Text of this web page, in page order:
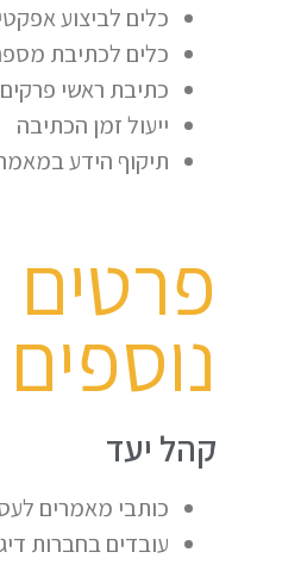
כלים לביצוע
כלים לכתיבת
כתיבת ראשי
ייעול זמן הכתיבה
תיקוף הידע
פרטים
נוספים
קהל יעד
כותבי מאמרים
עובדים בחברות